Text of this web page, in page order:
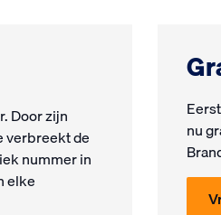
Door zijn
verbreekt de
nummer in
elke
nu